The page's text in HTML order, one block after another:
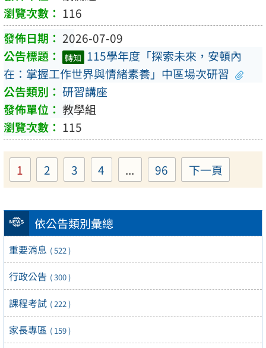
依公告類別彙總
重要消息 ( 522 )
行政公告 ( 300 )
課程考試 ( 222 )
家長專區 ( 159 )
116
2026-07-09
轉知 115學年度「探索未來，安頓內
在：掌握工作世界與情緒素養」中區場次研習
研習講座
教學組
115
Page
1 Page
2 Page
3 Page
4 ... Page
96 下一頁